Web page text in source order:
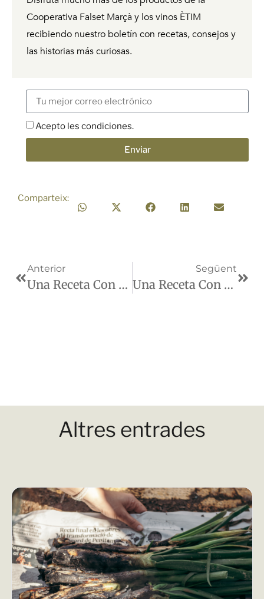
Cooperativa Falset Marçà y los vinos ÈTIM
recibiendo nuestro boletín con recetas, consejos y
las historias más curiosas.
Acepto les condiciones.
Enviar
Comparteix:
Anterior
Una Receta Con ÈTIM El Joc
Següent
Una Receta Con Vermut De Falset Blanco
Altres entrades